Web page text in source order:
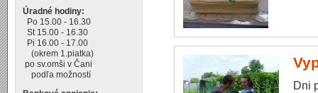
Dni
Úradné hodiny:
Po 15.00 - 16.30
St 15.00 - 16.30
Pi 16.00 - 17.00
(okrem 1.piatka)
po sv.omši v Čani
podľa možností